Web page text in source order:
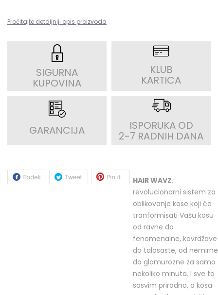
Pročitajte detaljniji opis proizvoda
SIGURNA
KUPOVINA
KLUB
KARTICA
GARANCIJA ISPORUKA OD
2-7 RADNIH DANA
HAIR WAVZ,
revolucionarni sistem za
oblikovanje kose koji će
tranformisati Vašu kosu
od ravne do
fenomenalne, kovrdžave
do talasaste, od nemirne
do glamurozne za samo
nekoliko minuta. I sve to
sasvim prirodno, a kosa